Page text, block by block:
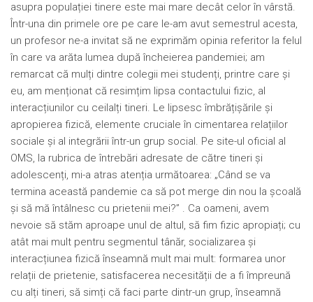
asupra populației tinere este mai mare decât celor în vârstă.
Într-una din primele ore pe care le-am avut semestrul acesta,
un profesor ne-a invitat să ne exprimăm opinia referitor la felul
în care va arăta lumea după încheierea pandemiei; am
remarcat că mulți dintre colegii mei studenți, printre care și
eu, am menționat că resimțim lipsa contactului fizic, al
interacțiunilor cu ceilalți tineri. Le lipsesc îmbrățișările și
apropierea fizică, elemente cruciale în cimentarea relațiilor
sociale și al integrării într-un grup social. Pe site-ul oficial al
OMS, la rubrica de întrebări adresate de către tineri și
adolescenți, mi-a atras atenția următoarea: „Când se va
termina această pandemie ca să pot merge din nou la școală
și să mă întâlnesc cu prietenii mei?” . Ca oameni, avem
nevoie să stăm aproape unul de altul, să fim fizic apropiați; cu
atât mai mult pentru segmentul tânăr, socializarea și
interacțiunea fizică înseamnă mult mai mult: formarea unor
relații de prietenie, satisfacerea necesității de a fi împreună
cu alți tineri, să simți că faci parte dintr-un grup, înseamnă